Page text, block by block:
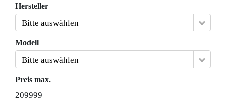
Hersteller
Bitte auswählen
Modell
Bitte auswählen
Preis max.
209999